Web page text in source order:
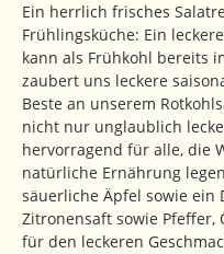
Ein herrlich frisches
Frühlingsküche: Ein
kann als Frühkohl bereits
zaubert uns leckere
Beste an unserem
nicht nur unglaublich
hervorragend für alle, die
natürliche Ernährung
säuerliche Äpfel sowie ein
Zitronensaft sowie Pfeffer,
für den leckeren